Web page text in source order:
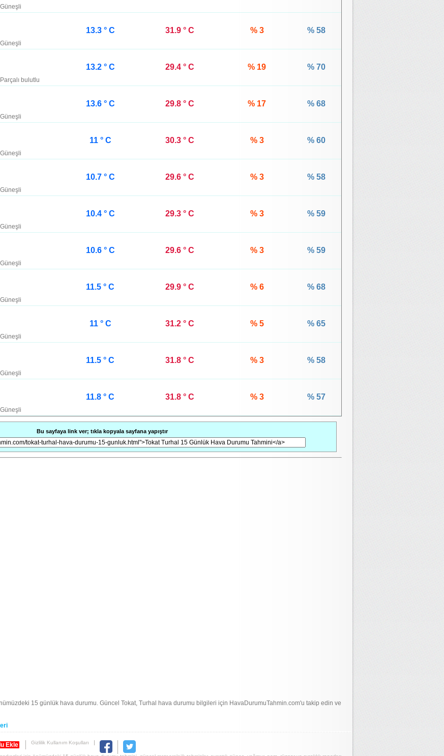
Güneşli
Güneşli
13.3 ° C 31.9 ° C % 3 % 58
Parçalı bulutlu
13.2 ° C 29.4 ° C % 19 % 70
Güneşli
13.6 ° C 29.8 ° C % 17 % 68
Güneşli
11 ° C 30.3 ° C % 3 % 60
Güneşli
10.7 ° C 29.6 ° C % 3 % 58
Güneşli
10.4 ° C 29.3 ° C % 3 % 59
Güneşli
10.6 ° C 29.6 ° C % 3 % 59
Güneşli
11.5 ° C 29.9 ° C % 6 % 68
Güneşli
11 ° C 31.2 ° C % 5 % 65
Güneşli
11.5 ° C 31.8 ° C % 3 % 58
Güneşli
11.8 ° C 31.8 ° C % 3 % 57
Bu sayfaya link ver; tıkla kopyala sayfana yapıştır
15 günlük hava durumu. Güncel Tokat, Turhal hava durumu bilgileri için HavaDurumuTahmin.com'u takip edin ve
Ekle Gizlilik Kullanım Koşulları